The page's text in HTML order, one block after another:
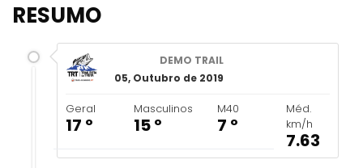
RESUMO
DEMO TRAIL
05, Outubro de 2019
Geral
17 º
Masculinos
15 º
M40
7 º
Méd.
km/h
7.63